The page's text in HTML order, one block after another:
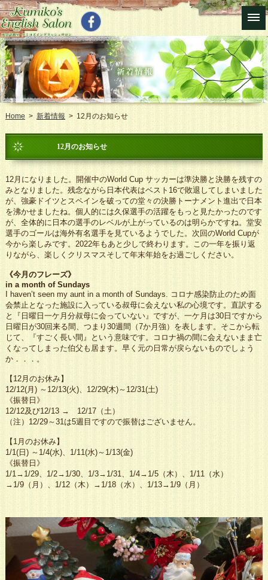
Home > 新着情報 > 12月のお知らせ
12月のお知らせ
12月になりました。開催中のWorld Cup サッカーは準決勝と決勝を残すの
みとなりました。残念ながら日本代表はベスト16で敗退してしまいました
が、強豪ドイツとスペインを破っての堂々の決勝トーナメント進出で日本
を沸かせましたね。個人的には久保選手の活躍をもっと見たかったのです
が、全体的に日本の選手のレベルが上がっているのは明らかですね。堂安
選手のゴールは海外有名選手を見ているようでした。次回のWorld Cupが
今から楽しみです。2022年もあと少しで終わります。この一年を振り返
りながら、楽しくクリスマスそして年末年始をお過ごしください。
《今月のフレーズ》
in a month of Sundays
I haven’t seen my aunt in a month of Sundays. コロナ感染防止のため面
会禁止となった施設に入っている叔母に会えない私の心境です。直訳する
と『日曜日一ケ月分叔母に会っていない』ですが、一ケ月は30日ですから
日曜日が30回来る間、つまり30週間（7か月強）を表します。そこから転
じて、『すごく長い間』という意味です。コロナ禍の間に会えないまま亡
くなってしまった伯父も居ます。早く元の日常が戻らないものでしょう
か．．．。
【12月のお休み】
12/12(月) ～12/13(火)、12/29(木)～12/31(土)
《振替日》
12/12及び12/13 → 12/17（土）
（注）12/29～31は5週目ですので振替はございません。
【1月のお休み】
1/1(日) ～1/4(水)、1/11(水)～1/13(金)
《振替日》
1/1→1/29、1/2→1/30、1/3→1/31、1/4→1/5（木）、1/11（水）
→1/9（月）、1/12（木）→1/18（水）、1/13→1/9（月）